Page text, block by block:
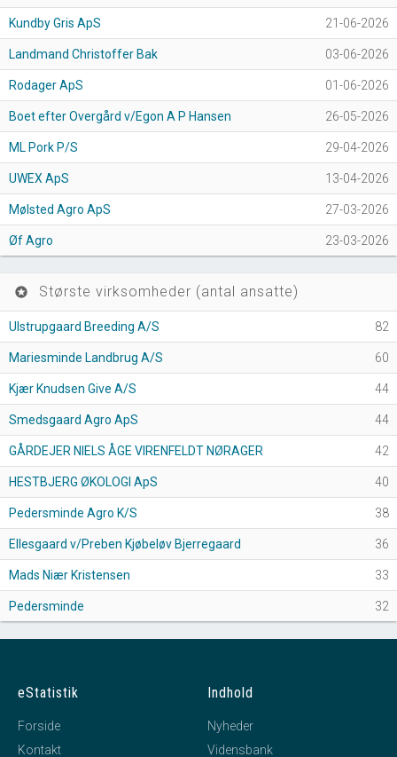
Kundby Gris ApS 21-06-2026
Landmand Christoffer Bak 03-06-2026
Rodager ApS 01-06-2026
Boet efter Overgård v/Egon A P Hansen 26-05-2026
ML Pork P/S 29-04-2026
UWEX ApS 13-04-2026
Mølsted Agro ApS 27-03-2026
Øf Agro 23-03-2026
stars Største virksomheder (antal ansatte)
Ulstrupgaard Breeding A/S 82
Mariesminde Landbrug A/S 60
Kjær Knudsen Give A/S 44
Smedsgaard Agro ApS 44
GÅRDEJER NIELS ÅGE VIRENFELDT NØRAGER 42
HESTBJERG ØKOLOGI ApS 40
Pedersminde Agro K/S 38
Ellesgaard v/Preben Kjøbeløv Bjerregaard 36
Mads Niær Kristensen 33
Pedersminde 32
eStatistik
Forside
Kontakt
Indhold
Nyheder
Vidensbank